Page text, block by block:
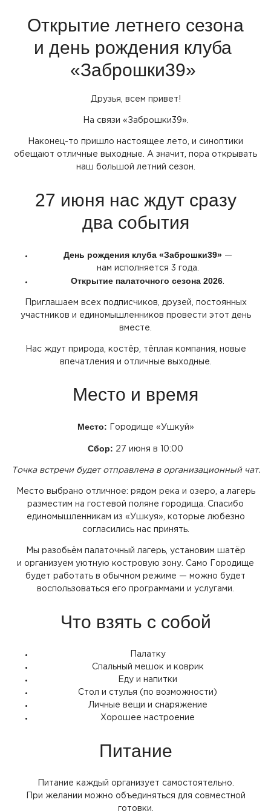
Открытие летнего сезона
и день рождения клуба
«Заброшки39»
Друзья, всем привет!
На связи «Заброшки39».
Наконец-то пришло настоящее лето, и синоптики
обещают отличные выходные. А значит, пора открывать
наш большой летний сезон.
27 июня нас ждут сразу
два события
День рождения клуба «Заброшки39»—
нам исполняется 3 года.
Открытие палаточного сезона 2026
Приглашаем всех подписчиков, друзей, постоянных
участников и единомышленников провести этот день
вместе.
Нас ждут природа, костёр, тёплая компания, новые
впечатления и отличные выходные.
Место и время
Место: Городище «Ушкуй »
Сбор: 27 июня в 10:00
Точка встречи будет отправлена в организационный чат.
Место выбрано отличное: рядом река и озеро, а лагерь
разместим на гостевой поляне городища. Спасибо
единомышленникам из «Ушкуя », которые любезно
согласились нас принять.
Мы разобьём палаточный лагерь, установим шатёр
и организуем уютную костровую зону. Само Городище
будет работать в обычном режиме — можно будет
воспользоваться его программами и услугами.
Что взять с собой
Палатку
Спальный мешок и коврик
Еду и напитки
Стол и стулья (по возможности)
Личные вещи и снаряжение
Хорошее настроение
Питание
Питание каждый организует самостоятельно.
При желании можно объединяться для совместной
готовки.